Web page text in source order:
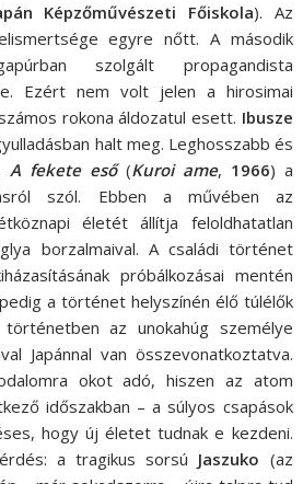
Képzőművészeti Főiskola). Az
egyre nőtt. A második
szolgált propagandista
Ezért nem volt jelen a hirosimai
rokona áldozatul esett. Ibusze
halt meg. Leghosszabb és
A fekete eső(Kuroi ame, 1966) a
szól. Ebben a művében az
életét állítja feloldhatatlan
borzalmaival. A családi történet
próbálkozásai mentén
a történet helyszínén élő túlélők
az unokahúg személye
Japánnal van összevonatkoztatva.
okot adó, hiszen az atom
időszakban – a súlyos csapások
hogy új életet tudnak e kezdeni.
a tragikus sorsú Jaszuko (az